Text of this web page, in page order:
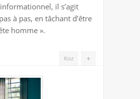
il s’agit
à pas, en tâchant d’être
homme ».
+
Koz